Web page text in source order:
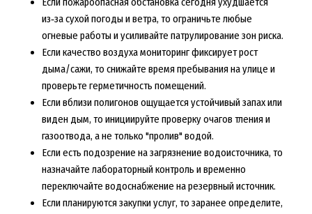
из‑за сухой погоды и ветра, то ограничьте любые
огневые работы и усиливайте патрулирование зон риска.
Если качество воздуха мониторинг фиксирует рост
дыма/сажи, то снижайте время пребывания на улице и
проверьте герметичность помещений.
Если вблизи полигонов ощущается устойчивый запах или
виден дым, то инициируйте проверку очагов тления и
газоотвода, а не только "пролив" водой.
Если есть подозрение на загрязнение водоисточника, то
назначайте лабораторный контроль и временно
переключайте водоснабжение на резервный источник.
Если планируются закупки услуг, то заранее определите,